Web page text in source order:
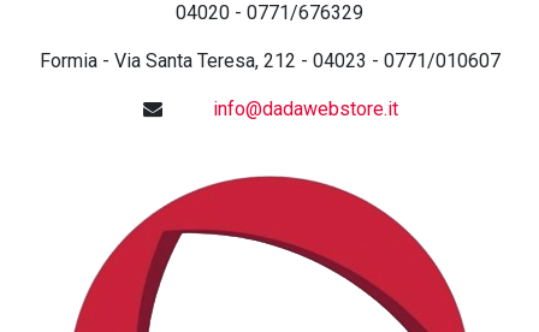
04020 - 0771/676329
Formia - Via Santa Teresa, 212 - 04023 - 0771/010607
info@dadawebstore.it